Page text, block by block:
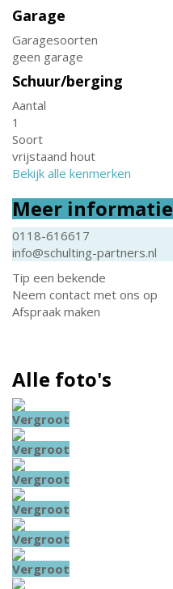
Garage
Garagesoorten
geen garage
Schuur/berging
Aantal
1
Soort
vrijstaand hout
Bekijk alle kenmerken
Meer informatie
0118-616617
info@schulting-partners.nl
Tip een bekende
Neem contact met ons op
Afspraak maken
Alle foto's
Vergroot
Vergroot
Vergroot
Vergroot
Vergroot
Vergroot